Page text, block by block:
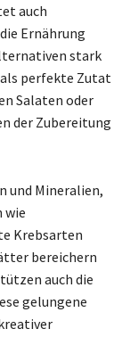
auch
Ernährung
stark
perfekte Zutat
Salaten oder
der Zubereitung
und Mineralien,
wie
Krebsarten
bereichern
auch die
gelungene